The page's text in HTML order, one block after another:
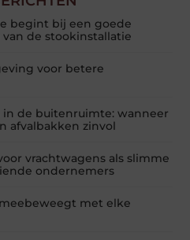
begint bij een goede
van de stookinstallatie
voor betere
in de buitenruimte: wanneer
afvalbakken zinvol
vrachtwagens als slimme
ondernemers
met elke